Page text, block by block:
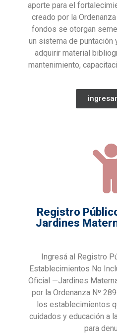
aporte para el
creado por la
fondos se otorgan
un sistema de puntación
adquirir material
mantenimiento,
Registro
Jardines
Ingresá al Registro
Establecimientos No
Oficial —Jardines
por la Ordenanza Nº
los establecimientos
cuidados y educación a
para